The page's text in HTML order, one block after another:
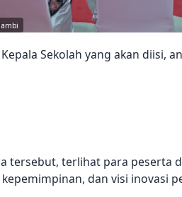
Sekolah yang akan diisi,
tersebut, terlihat para peserta
dan visi inovasi